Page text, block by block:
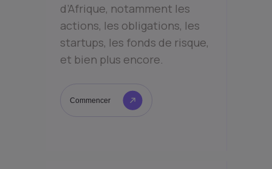
d’Afrique, notamment les
actions, les obligations, les
startups, les fonds de risque,
et bien plus encore.
Commencer